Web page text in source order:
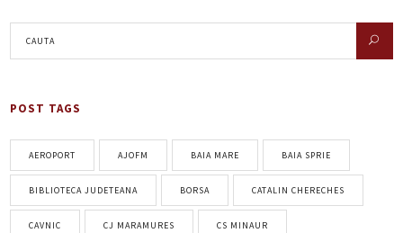
POST TAGS
AEROPORT AJOFM BAIA MARE BAIA SPRIE
BIBLIOTECA JUDETEANA BORSA CATALIN CHERECHES
CAVNIC CJ MARAMURES CS MINAUR